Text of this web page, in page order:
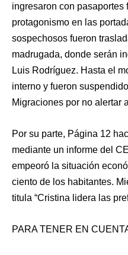
ingresaron con pasaportes
protagonismo en las
sospechosos fueron
madrugada, donde serán
Luis Rodríguez. Hasta el
interno y fueron
Migraciones por no alertar
Por su parte, Página 12
mediante un informe del
empeoró la situación
ciento de los habitantes.
titula “Cristina lidera las
PARA TENER EN